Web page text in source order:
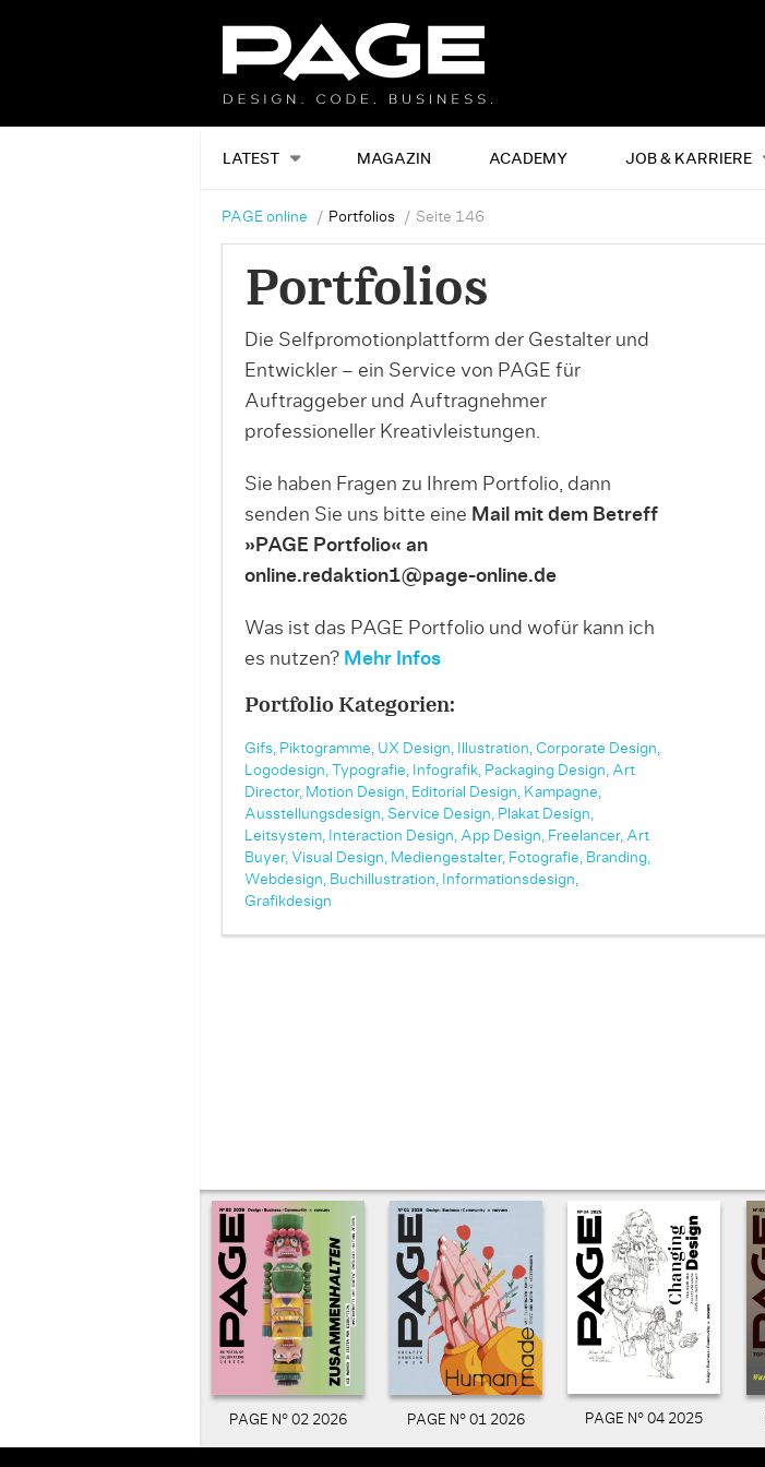
LATEST MAGAZIN ACADEMY JOB & KARRIERE
PAGE online Portfolios Seite 146
Portfolios
Die Selfpromotionplattform der Gestalter und
Entwickler – ein Service von PAGE für
Auftraggeber und Auftragnehmer
professioneller Kreativleistungen.
Sie haben Fragen zu Ihrem Portfolio, dann
senden Sie uns bitte eine Mail mit dem Betreff
»PAGE Portfolio« an
online.redaktion1@page-online.de
Was ist das PAGE Portfolio und wofür kann ich
es nutzen? Mehr Infos
Portfolio Kategorien:
Gifs, Piktogramme, UX Design, Illustration, Corporate Design,
Logodesign,
Typografie, Infografik, Packaging Design, Art
Director, Motion Design, Editorial Design, Kampagne,
Ausstellungsdesign, Service Design, Plakat Design,
Leitsystem,
Interaction Design, App Design, Freelancer, Art
Buyer, Visual Design, Mediengestalter, Fotografie, Branding,
Webdesign, Buchillustration,
Informationsdesign,
Grafikdesign
PAGE N° 02 2026 PAGE N° 01 2026 PAGE N° 04 2025